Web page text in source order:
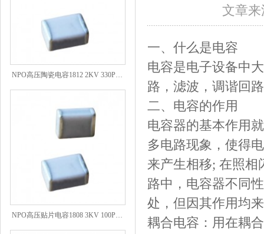
NPO高压陶瓷电容1812 2KV 330PF 5%精度
NPO高压贴片电容1808 3KV 100PF J
文章
一、什么是电容
电容是电子设备中
路，滤波，调谐回
二、电容的作用
电容器的基本作用
多电路现象，使得
来产生相移; 在照相
路中，电容器不同
处，但因其作用均
耦合电容：用在耦